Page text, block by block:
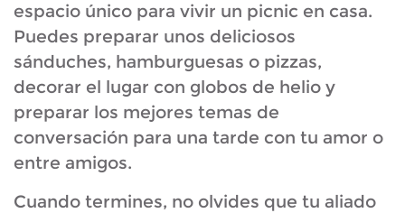
espacio único para vivir un picnic en casa.
Puedes preparar unos deliciosos
sánduches, hamburguesas o pizzas,
decorar el lugar con globos de helio y
preparar los mejores temas de
conversación para una tarde con tu amor o
entre amigos.
Cuando termines, no olvides que tu aliado